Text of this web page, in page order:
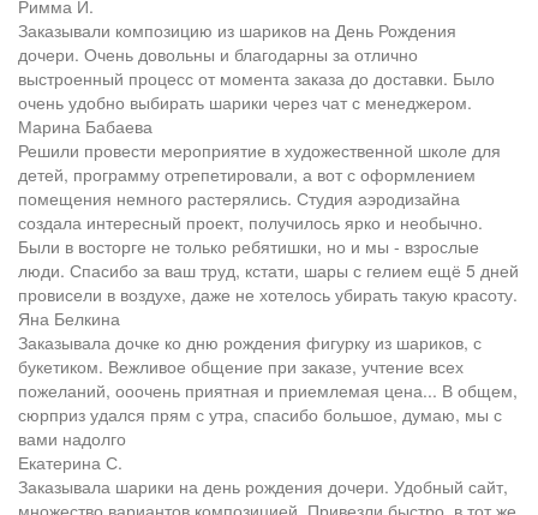
Римма И.
Заказывали композицию из шариков на День Рождения
дочери. Очень довольны и благодарны за отлично
выстроенный процесс от момента заказа до доставки. Было
очень удобно выбирать шарики через чат с менеджером.
Марина Бабаева
Решили провести мероприятие в художественной школе для
детей, программу отрепетировали, а вот с оформлением
помещения немного растерялись. Студия аэродизайна
создала интересный проект, получилось ярко и необычно.
Были в восторге не только ребятишки, но и мы - взрослые
люди. Спасибо за ваш труд, кстати, шары с гелием ещё 5 дней
провисели в воздухе, даже не хотелось убирать такую красоту.
Яна Белкина
Заказывала дочке ко дню рождения фигурку из шариков, с
букетиком. Вежливое общение при заказе, учтение всех
пожеланий, ооочень приятная и приемлемая цена... В общем,
сюрприз удался прям с утра, спасибо большое, думаю, мы с
вами надолго
Екатерина С.
Заказывала шарики на день рождения дочери. Удобный сайт,